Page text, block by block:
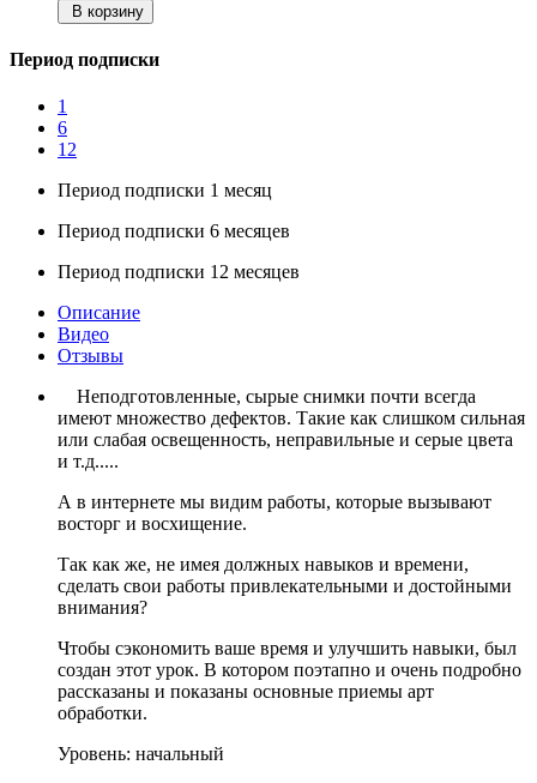
В корзину
Период подписки
12
Период подписки 1 месяц
Период подписки 6 месяцев
Период подписки 12 месяцев
Описание
Видео
Отзывы
Неподготовленные, сырые снимки почти всегда
имеют множество дефектов. Такие как слишком сильная
или слабая освещенность, неправильные и серые цвета
и т.д.....
А в интернете мы видим работы, которые вызывают
восторг и восхищение.
Так как же, не имея должных навыков и времени,
сделать свои работы привлекательными и достойными
внимания?
Чтобы сэкономить ваше время и улучшить навыки, был
создан этот урок. В котором поэтапно и очень подробно
рассказаны и показаны основные приемы арт
обработки.
Уровень: начальный